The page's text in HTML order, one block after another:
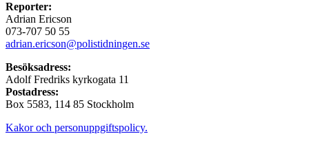
Reporter:
Adrian Ericson
073-707 50 55
adrian.ericson@polistidningen.se
Besöksadress:
Adolf Fredriks kyrkogata 11
Postadress:
Box 5583, 114 85 Stockholm
Kakor och personuppgiftspolicy.